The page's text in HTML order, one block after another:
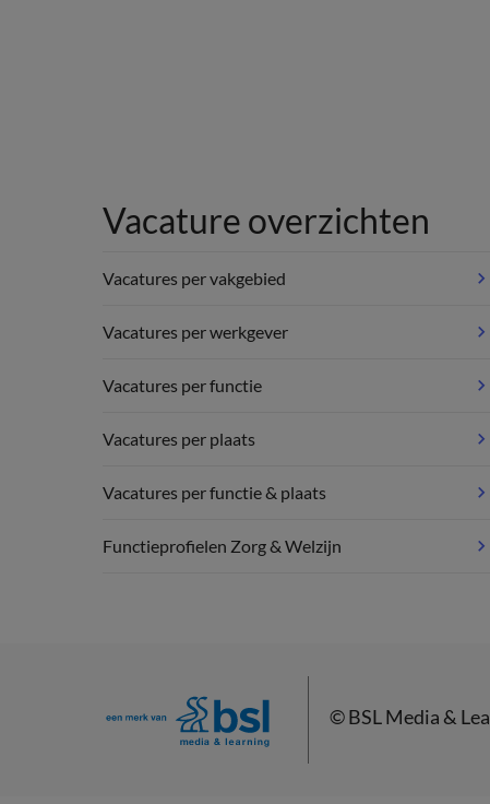
Vacature overzichten
Vacatures per vakgebied
Vacatures per werkgever
Vacatures per functie
Vacatures per plaats
Vacatures per functie & plaats
Functieprofielen Zorg & Welzijn
©BSL Media &